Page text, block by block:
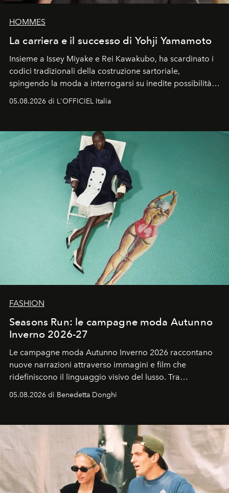
HOMMES
La carriera e il successo di Yohji Yamamoto
Insieme a Issey Miyake e Rei Kawakubo, ha scardinato i
codici tradizionali della costruzione sartoriale,
spingendo la moda a interrogarsi su inedite possibilità
un’impronta indelebile nella storia della moda.
05.08.2026 di L'OFFICIEL Italia
FASHION
Seasons Run: le campagne moda Autunno
Inverno 2026-27
Le campagne moda Autunno Inverno 2026 raccontano
nuove narrazioni attraverso immagini e film che
ridefiniscono il linguaggio visivo del lusso. Tra
contemporanea e storytelling d'autore, le maison
di esprimere identità, visione e desiderio.
05.08.2026 di Benedetta Donghi